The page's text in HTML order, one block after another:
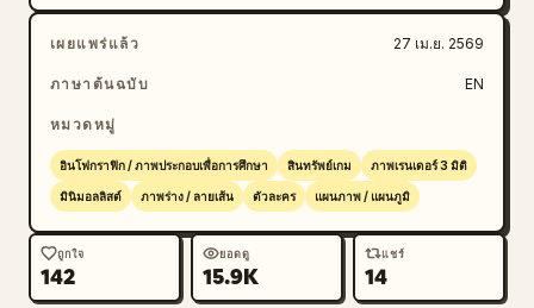
นวล, เงาที่ดูละมุน, ไม่มีสี, การลงเงาแบบ Grayscale,
เส้นที่คมชัด, คุณภาพระดับงานคอนเซปต์อาร์ตของเกม
ไม่มีทิวทัศน์พื้นหลัง, ไม่มีโทนสี, ไม่มีตัวละครเพิ่มเติม,
ไม่มีพื้นหลังที่ซับซ้อน
เผยแพร่แล้ว 27 เม.ย. 2569
ภาษาต้นฉบับ EN
หมวดหมู่
อินโฟกราฟิก / ภาพประกอบเพื่อการศึกษา สินทรัพย์เกม ภาพเรนเดอร์ 3 มิติ
มินิมอลลิสต์ ภาพร่าง / ลายเส้น ตัวละคร แผนภาพ / แผนภูมิ
ถูกใจ
142
ยอดดู
15.9K
แชร์
14